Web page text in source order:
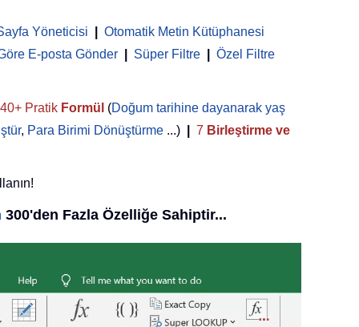
Yöneticisi
Otomatik Metin Kütüphanesi
E-posta Gönder
Süper Filtre Özel Filtre
40+ Pratik Formül (Doğum tarihine dayanarak yaş
, Para Birimi Dönüştürme ...) 7 Birleştirme ve
300'den Fazla Özelliğe Sahiptir...